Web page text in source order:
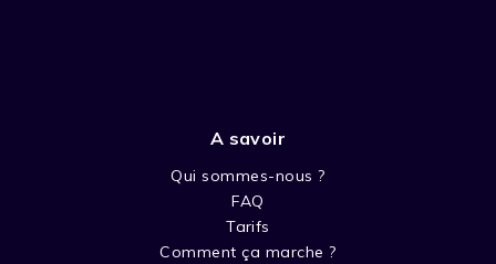
A savoir
Qui sommes-nous ?
FAQ
Tarifs
Comment ça marche ?